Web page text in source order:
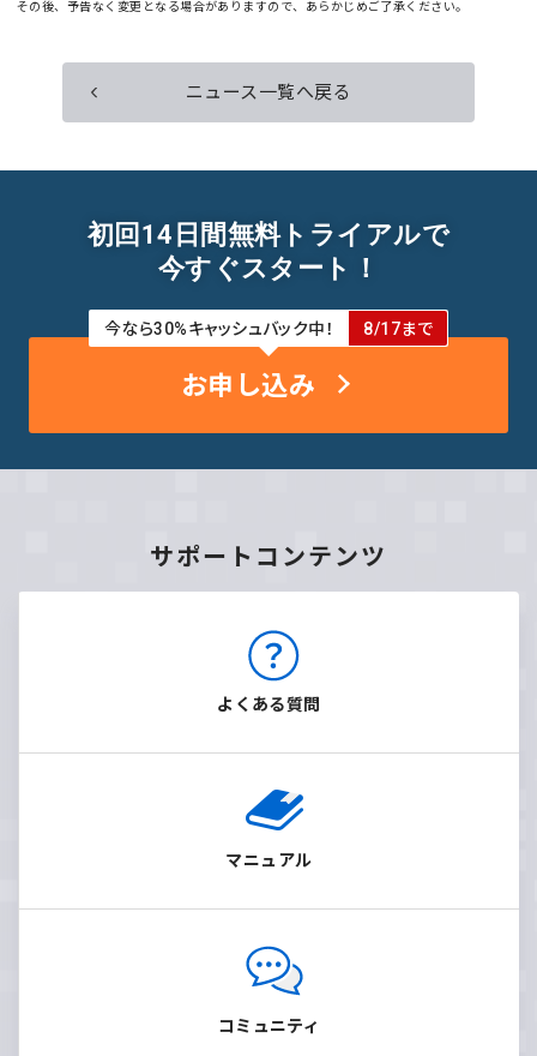
その後、予告なく変更となる場合がありますので、あらかじめご了承ください。
ニュース一覧へ戻る
初回14日間無料トライアルで
今すぐスタート！
今なら30%キャッシュバック中！ 8/17まで
お申し込み
サポートコンテンツ
よくある質問
マニュアル
コミュニティ